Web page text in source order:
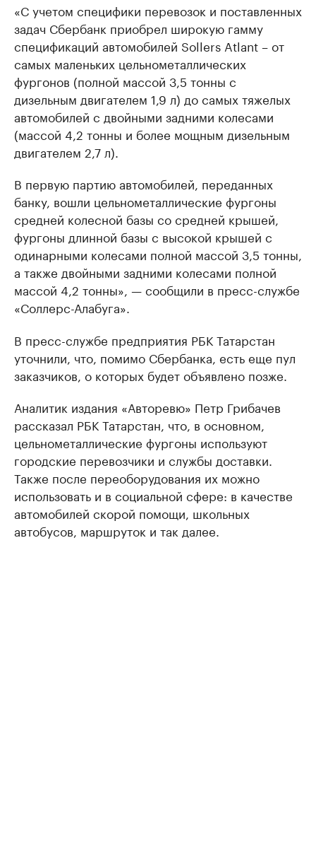
«С учетом специфики перевозок и поставленных
задач Сбербанк приобрел широкую гамму
спецификаций автомобилей Sollers Atlant – от
самых маленьких цельнометаллических
фургонов (полной массой 3,5 тонны с
дизельным двигателем 1,9 л) до самых тяжелых
автомобилей с двойными задними колесами
(массой 4,2 тонны и более мощным дизельным
двигателем 2,7 л).
В первую партию автомобилей, переданных
банку, вошли цельнометаллические фургоны
средней колесной базы со средней крышей,
фургоны длинной базы с высокой крышей с
одинарными колесами полной массой 3,5 тонны,
а также двойными задними колесами полной
массой 4,2 тонны», — сообщили в пресс-службе
«Соллерс-Алабуга».
В пресс-службе предприятия РБК Татарстан
уточнили, что, помимо Сбербанка, есть еще пул
заказчиков, о которых будет объявлено позже.
Аналитик издания «Авторевю» Петр Грибачев
рассказал РБК Татарстан, что, в основном,
цельнометаллические фургоны используют
городские перевозчики и службы доставки.
Также после переоборудования их можно
использовать и в социальной сфере: в качестве
автомобилей скорой помощи, школьных
автобусов, маршруток и так далее.